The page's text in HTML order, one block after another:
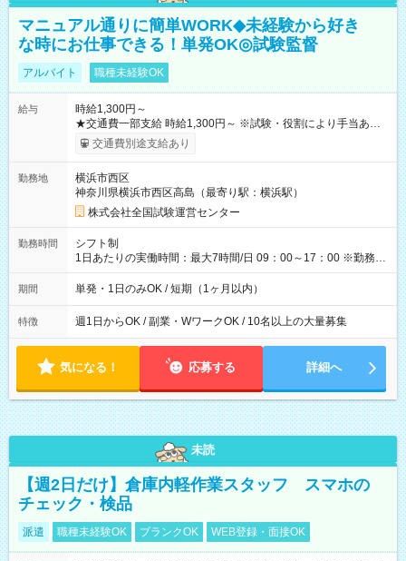
マニュアル通りに簡単WORK◆未経験から好き
な時にお仕事できる！単発OK◎試験監督
アルバイト 職種未経験OK
給与
時給1,300円～
★交通費一部支給 時給1,300円～ ※試験・役割により手当あり
※勤務回数により昇給あり 【即給（前払い）オプションあ
り！】 希望される場合、勤務から1週間ほどで給与の一部を受け
例】 ・河合塾模擬試験 8:30～17:30（休憩1時間） 時給1,300円
×8時間＝日収10,400円＋交通費 ※当日の役割により時給＋100
円の場合あり ・国家試験 7:00～13:30（休憩なし） 時給1,300
円（役割手当＋100円）×6時間＝日収8,400円＋交通費 【試用期
間】試用期間なし
交通費別途支給あり
勤務地
横浜市西区
神奈川県横浜市西区高島（最寄り駅：横浜駅）
株式会社全国試験運営センター
勤務時間
シフト制
1日あたりの実働時間：最大7時間/日 09：00～17：00 ※勤務時
間は 試験により異なります。
期間 単発・1日のみOK / 短期（1ヶ月以内）
特徴 週1日からOK / 副業・WワークOK / 10名以上の大量募集
気になる！ 応募する 詳細へ
未読
【週2日だけ】倉庫内軽作業スタッフ スマホの
チェック・検品
派遣 職種未経験OK ブランクOK WEB登録・面接OK